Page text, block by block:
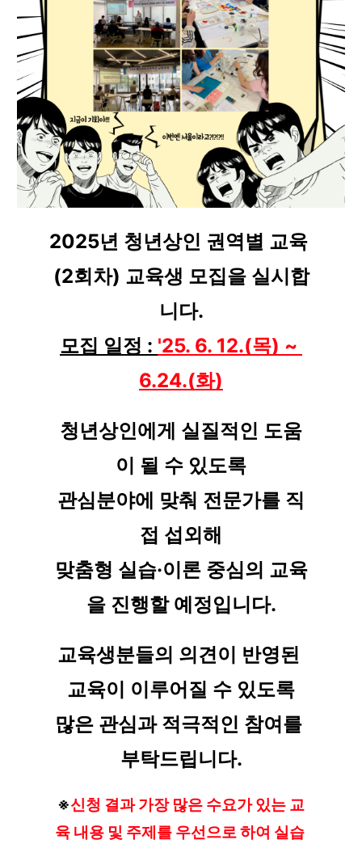
2025년 청년상인 권역별 교육
(2회차) 교육생 모집을 실시합
니다.
모집 일정 : '25. 6. 12.(목) ~
6.24.(화)
청년상인에게 실질적인 도움
이 될 수 있도록
관심분야에 맞춰 전문가를 직
접 섭외해
맞춤형 실습·이론 중심의 교육
을 진행할 예정입니다.
교육생분들의 의견이 반영된
교육이 이루어질 수 있도록
많은 관심과 적극적인 참여를
부탁드립니다.
※신청 결과 가장 많은 수요가 있는 교
육 내용 및 주제를 우선으로 하여 실습